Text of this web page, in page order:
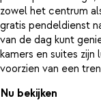
zowel het centrum
gratis pendeldienst
van de dag kunt
kamers en suites
voorzien van een
stoombad en koel af
Nu bekijken